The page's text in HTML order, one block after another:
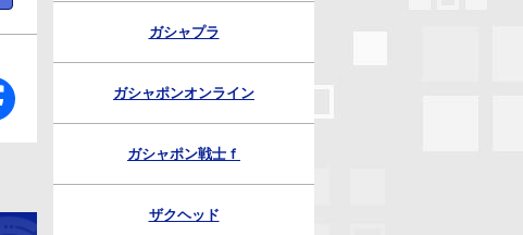
ガシャプラ
ガシャポンオンライン
ガシャポン戦士ｆ
ザクヘッド